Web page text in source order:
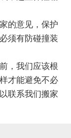
的意见，保护
须有防碰撞装
，我们应该根
才能避免不必
联系我们搬家